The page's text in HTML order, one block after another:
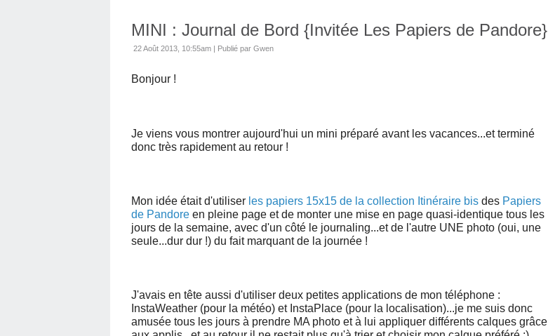
MINI : Journal de Bord {Invitée Les Papiers de Pandore}
22 Août 2013, 10:55am | Publié par Gwen
Bonjour !
Je viens vous montrer aujourd'hui un mini préparé avant les vacances...et terminé
donc très rapidement au retour !
Mon idée était d'utiliser les papiers 15x15 de la collection Itinéraire bis des Papiers
de Pandore en pleine page et de monter une mise en page quasi-identique tous les
jours de la semaine, avec d'un côté le journaling...et de l'autre UNE photo (oui, une
seule...dur dur !) du fait marquant de la journée !
J'avais en tête aussi d'utiliser deux petites applications de mon téléphone :
InstaWeather (pour la météo) et InstaPlace (pour la localisation)...je me suis donc
amusée tous les jours à prendre MA photo et à lui appliquer différents calques grâce